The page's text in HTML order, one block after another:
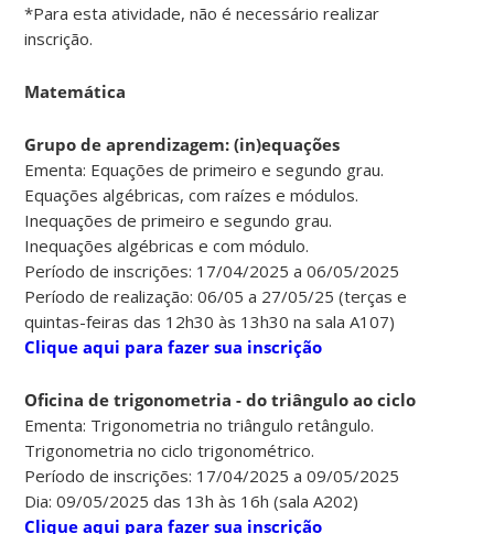
*Para esta atividade, não é necessário realizar
inscrição.
Matemática
Grupo de aprendizagem: (in)equações
Ementa: Equações de primeiro e segundo grau.
Equações algébricas, com raízes e módulos.
Inequações de primeiro e segundo grau.
Inequações algébricas e com módulo.
Período de inscrições: 17/04/2025 a 06/05/2025
Período de realização: 06/05 a 27/05/25 (terças e
quintas-feiras das 12h30 às 13h30 na sala A107)
Clique aqui para fazer sua inscrição
Oficina de trigonometria - do triângulo ao ciclo
Ementa: Trigonometria no triângulo retângulo.
Trigonometria no ciclo trigonométrico.
Período de inscrições: 17/04/2025 a 09/05/2025
Dia: 09/05/2025 das 13h às 16h (sala A202)
Clique aqui para fazer sua inscrição